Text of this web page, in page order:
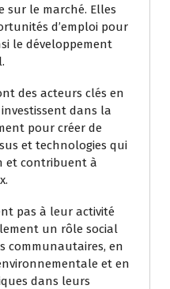
le marché. Elles
d’emploi pour
le développement
des acteurs clés en
dans la
pour créer de
et technologies qui
et contribuent à
pas à leur activité
un rôle social
communautaires, en
et en
dans leurs